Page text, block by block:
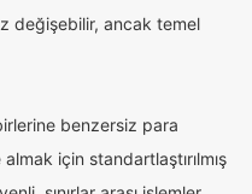
değişebilir, ancak temel
benzersiz para
için standartlaştırılmış